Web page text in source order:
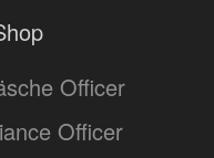
Officer
Officer